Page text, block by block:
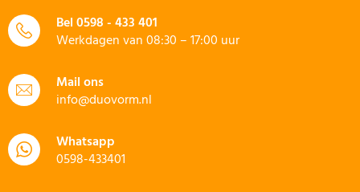
Bel0598 - 433 401
Werkdagen van 08:30 – 17:00 uur
Mail ons
info@duovorm.nl
Whatsapp
0598-433401